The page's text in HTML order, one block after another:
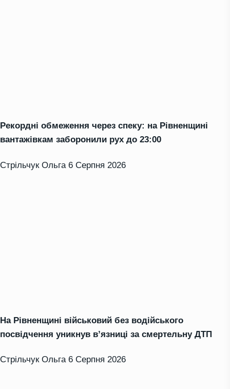
Рекордні обмеження через спеку: на Рівненщині
вантажівкам заборонили рух до 23:00
Стрільчук Ольга 6 Серпня 2026
На Рівненщині військовий без водійського
посвідчення уникнув в’язниці за смертельну ДТП
Стрільчук Ольга 6 Серпня 2026